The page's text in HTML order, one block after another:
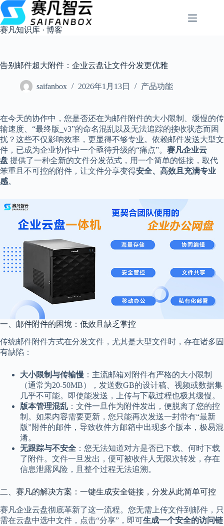
跳
过
内
容
赛凡知识库 · 博客
告别邮件超大附件：企业云盘让文件分发更优雅
saifanbox 2026年1月13日 产品功能
在今天的协作中，您是否还在为邮件附件的大小限制、缓慢的传
输速度、“最终版_v3”的命名混乱以及无法追踪的接收状态而困
扰？这些不仅影响效率，更显得不够专业。依赖邮件发送大型文
件，已成为企业协作中一个亟待升级的“痛点”。 赛凡企业云
盘 提供了一种全新的文件分发范式，用一个简单的链接，取代
笨重且不可控的附件，让文件分享变得安全、高效且充满专业
感。
一、邮件附件的困境：低效且缺乏掌控
传统邮件附件方式在分发文件，尤其是大型文件时，存在诸多固
有缺陷：
大小限制与传输慢 ：主流邮箱对附件有严格的大小限制
（通常为20-50MB），发送数GB的设计稿、视频或数据集
几乎不可能。即使能发送，上传与下载过程也极其缓慢。
版本管理混乱 ：文件一旦作为附件发出，便脱离了您的控
制。如果内容需要更新，您只能再次发送一封带有“最新
版”附件的邮件，导致收件方邮箱中出现多个版本，极易混
淆。
无跟踪与不安全 ：您无法知道对方是否已下载、何时下载
了附件。文件一旦发出，便可被收件人无限次转发，存在
信息泄露风险，且整个过程无法追溯。
二、赛凡的解决方案：一键生成安全链接，分发从此简单可控
赛凡企业云盘彻底革新了这一流程。您无需上传文件到邮件，只
需在云盘中选中文件，点击“分享”，即可生成一个安全的访问链